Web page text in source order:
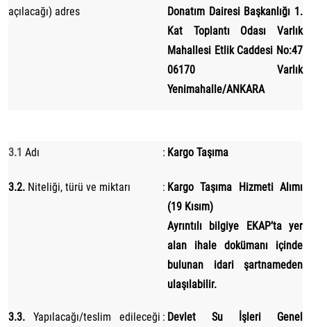
açılacağı) adres
Donatım Dairesi Başkanlığı 1.
Kat Toplantı Odası Varlık
Mahallesi Etlik Caddesi No:47
06170 Varlık
Yenimahalle/ANKARA
3.1 Adı : Kargo Taşıma
3.2. Niteliği, türü ve miktarı : Kargo Taşıma Hizmeti Alımı
(19 Kısım)
Ayrıntılı bilgiye EKAP’ta yer
alan ihale dokümanı içinde
bulunan idari şartnameden
ulaşılabilir.
3.3. Yapılacağı/teslim edileceği : Devlet Su İşleri Genel